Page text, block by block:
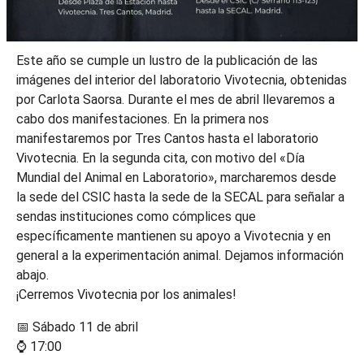
Este año se cumple un lustro de la publicación de las
imágenes del interior del laboratorio Vivotecnia, obtenidas
por Carlota Saorsa. Durante el mes de abril llevaremos a
cabo dos manifestaciones. En la primera nos
manifestaremos por Tres Cantos hasta el laboratorio
Vivotecnia. En la segunda cita, con motivo del «Día
Mundial del Animal en Laboratorio», marcharemos desde
la sede del CSIC hasta la sede de la SECAL para señalar a
sendas instituciones como cómplices que
específicamente mantienen su apoyo a Vivotecnia y en
general a la experimentación animal. Dejamos información
abajo.
¡Cerremos Vivotecnia por los animales!
📅 Sábado 11 de abril
⌚ 17:00